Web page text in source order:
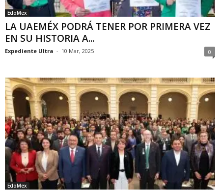
EdoMex
LA UAEMÉX PODRÁ TENER POR PRIMERA VEZ
EN SU HISTORIA A...
Expediente Ultra - 10 Mar, 2025 0
EdoMex